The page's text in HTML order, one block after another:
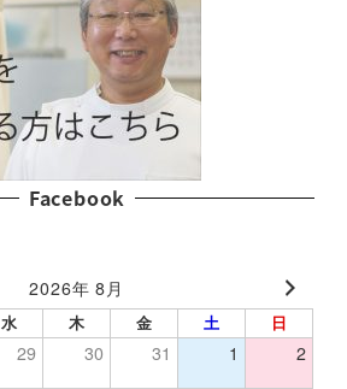
Facebook
2026年 8月
水 木 金 土 日
29 30 31 1 2